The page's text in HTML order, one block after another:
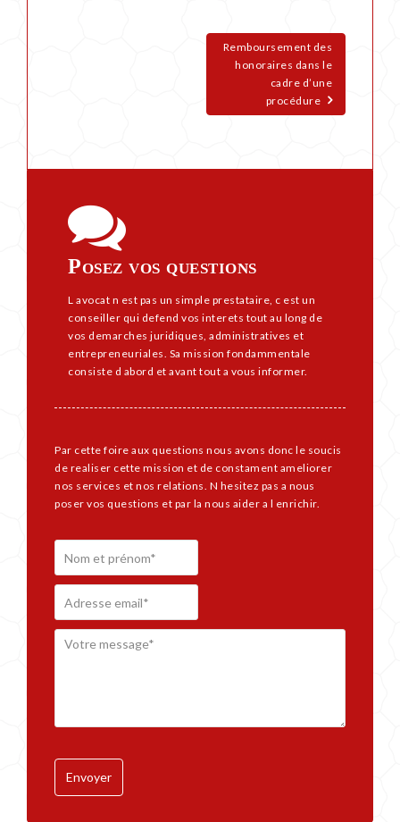
Remboursement des
honoraires dans le
cadre d’une
procédure
Posez vos questions
L avocat n est pas un simple prestataire, c est un
conseiller qui defend vos interets tout au long de
vos demarches juridiques, administratives et
entrepreneuriales. Sa mission fondammentale
consiste d abord et avant tout a vous informer.
Par cette foire aux questions nous avons donc le soucis
de realiser cette mission et de constament ameliorer
nos services et nos relations. N hesitez pas a nous
poser vos questions et par la nous aider a l enrichir.